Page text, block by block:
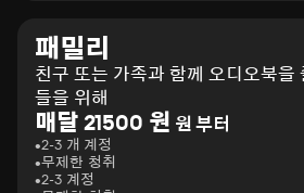
패밀리
친구 또는 가족과 함께 오디오북을
들을 위해
매달 21500 원 원 부터
2-3 개 계정
무제한 청취
2-3 계정